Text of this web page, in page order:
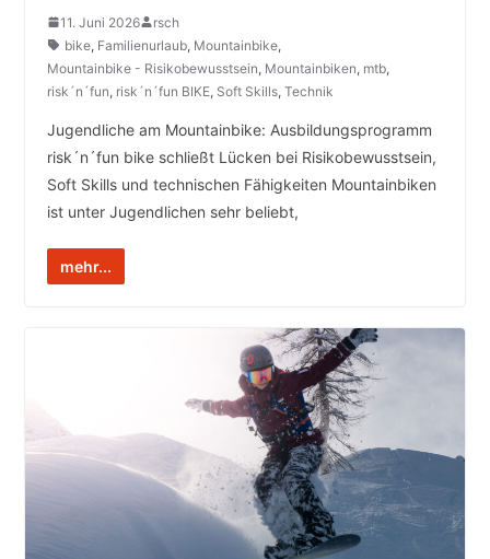
11. Juni 2026
rsch
bike, Familienurlaub, Mountainbike,
Mountainbike - Risikobewusstsein, Mountainbiken, mtb,
risk´n´fun, risk´n´fun BIKE, Soft Skills, Technik
Jugendliche am Mountainbike: Ausbildungsprogramm
risk´n´fun bike schließt Lücken bei Risikobewusstsein,
Soft Skills und technischen Fähigkeiten Mountainbiken
ist unter Jugendlichen sehr beliebt,
mehr...